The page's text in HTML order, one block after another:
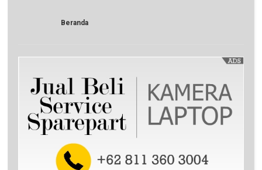
Beranda